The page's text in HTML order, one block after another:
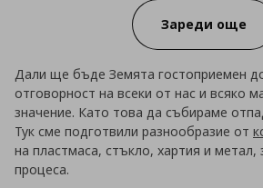
Зареди още
Дали ще бъде Земята гостоприемен
отговорност на всеки от нас и всяко
значение. Като това да събираме
Тук сме подготвили разнообразие от
на пластмаса, стъкло, хартия и метал,
процеса.